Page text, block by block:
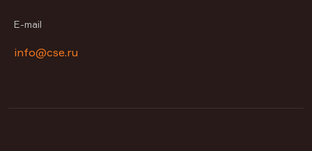
E-mail
info@cse.ru